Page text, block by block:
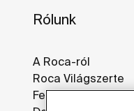
Rólunk
A Roca-ról
Roca Világszerte
Fenntarthatóság